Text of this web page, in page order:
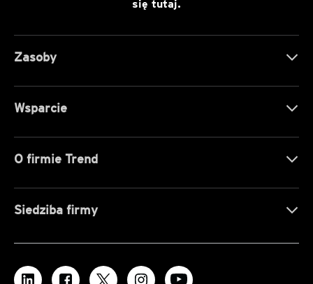
się tutaj.
Zasoby
Wsparcie
O firmie Trend
Siedziba firmy